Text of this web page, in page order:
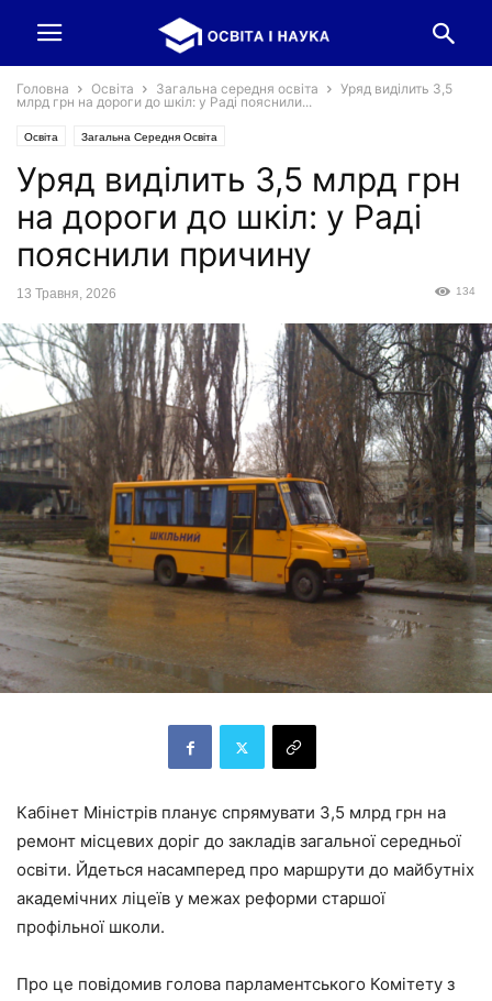
Головна Освіта Загальна середня освіта
Уряд виділить 3,5
млрд грн на дороги до шкіл: у Раді пояснили...
Освіта Загальна Середня Освіта
Уряд виділить 3,5 млрд грн
на дороги до шкіл: у Раді
пояснили причину
13 Травня, 2026 134
Кабінет Міністрів планує спрямувати 3,5 млрд грн на
ремонт місцевих доріг до закладів загальної середньої
освіти. Йдеться насамперед про маршрути до майбутніх
академічних ліцеїв у межах реформи старшої
профільної школи.
Про це повідомив голова парламентського Комітету з